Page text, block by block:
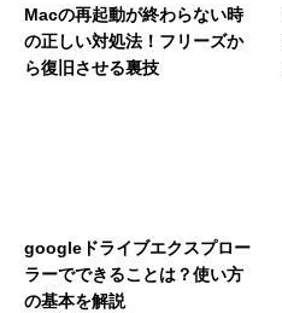
Macの再起動が終わらない時
の正しい対処法！フリーズか
ら復旧させる裏技
googleドライブエクスプロー
ラーでできることは？使い方
の基本を解説